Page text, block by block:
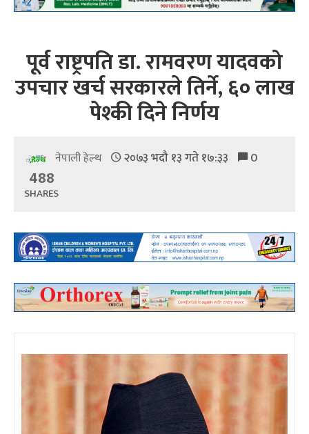
पूर्व राष्ट्रपति डा. रामवरण यादवको
उपचार खर्च सरकारले तिर्ने, ६० लाख
पेश्की दिने निर्णय
नेपाली हेल्थ २०७३ भदौ १३ गते १७:३३ 0
488
SHARES